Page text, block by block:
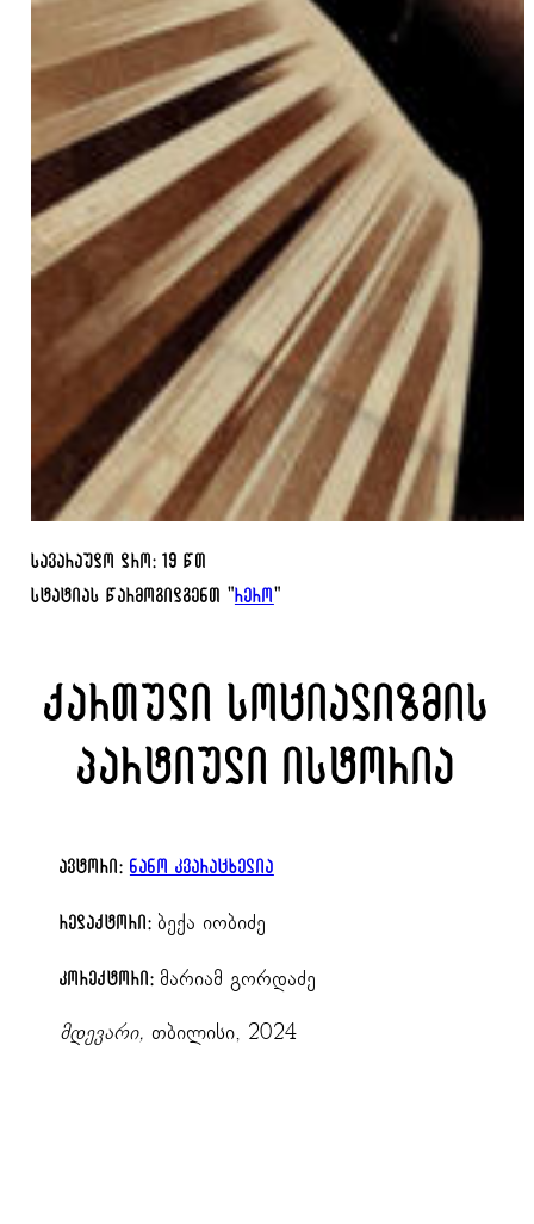
სავარაუდო დრო: 19 წთ
სტატიას წარმოგიდგენთ "რერო"
ქართული სოციალიზმის
პარტიული ისტორია
ავტორი: ნანო კვარაცხელია
რედაქტორი: ბექა იობიძე
კორექტორი: მარიამ გორდაძე
მდევარი, თბილისი, 2024